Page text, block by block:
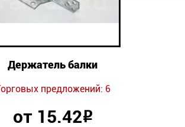
Держатель балки
предложений: 6
от 15.42Р